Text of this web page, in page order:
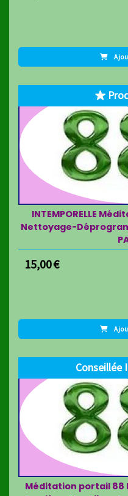
INTEMPORELLE
Nettoyage-
15,00€
Conseillée
Méditation portail 88